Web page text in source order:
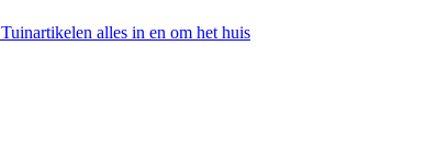
alles in en om het huis